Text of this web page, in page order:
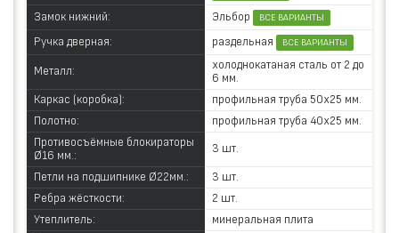
Замок нижний: Эльбор ВСЕ ВАРИАНТЫ
Ручка дверная: раздельная ВСЕ ВАРИАНТЫ
Металл:
холоднокатаная сталь от 2 до
6 мм.
Каркас (коробка):
профильная труба 50х25 мм.
Полотно:
профильная труба 40х25 мм.
Противосъёмные блокираторы
Ø16 мм.:
3 шт.
Петли на подшипнике Ø22мм.:
3 шт.
Ребра жёсткости:
2 шт.
Утеплитель:
минеральная плита